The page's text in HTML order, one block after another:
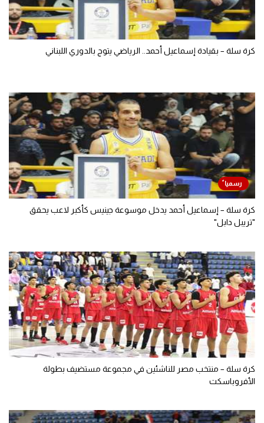
كرة سلة – بقيادة إسماعيل أحمد.. الرياضي يتوج بالدوري اللبناني
كرة سلة – إسماعيل أحمد يدخل موسوعة جينيس كأكبر لاعب يحقق
"تريبل دابل"
كرة سلة – منتخب مصر للناشئين في مجموعة مستضيف بطولة
الأفروباسكت